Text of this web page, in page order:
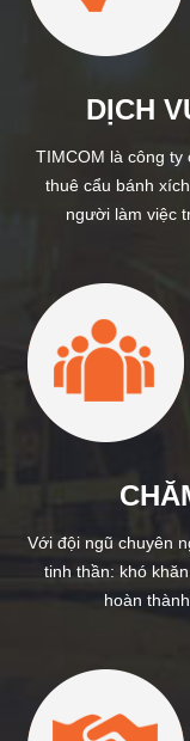
DỊCH
TIMCOM là công
thuê cẩu bánh
người làm việc
Với đội ngũ chuyên
tinh thần: khó
hoàn